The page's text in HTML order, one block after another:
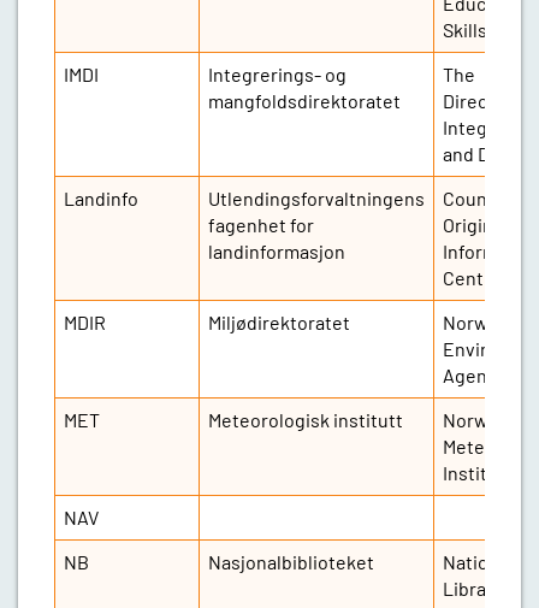
Skills
IMDI
Integrerings- og
mangfoldsdirektoratet
The
Integration
and
Landinfo
Utlendingsforvaltningens
fagenhet for
landinformasjon
Country of
Origin
Centre
MDIR
Miljødirektoratet
Norwegian
Agency
MET
Meteorologisk institutt
Norwegian
Institute
NAV
NB
Nasjonalbiblioteket
National
Library of